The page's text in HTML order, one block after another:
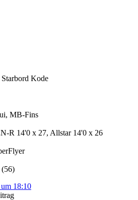
Kode
MB-Fins
R 14'0 x 27, Allstar 14'0 x 26
18:10